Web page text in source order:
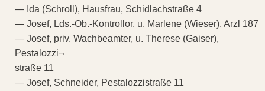
— Ida (Schroll), Hausfrau, Schidlachstraße 4
— Josef, Lds.-Ob.-Kontrollor, u. Marlene (Wieser), Arzl 187
— Josef, priv. Wachbeamter, u. Therese (Gaiser),
Pestalozzi¬
straße 11
— Josef, Schneider, Pestalozzistraße 11